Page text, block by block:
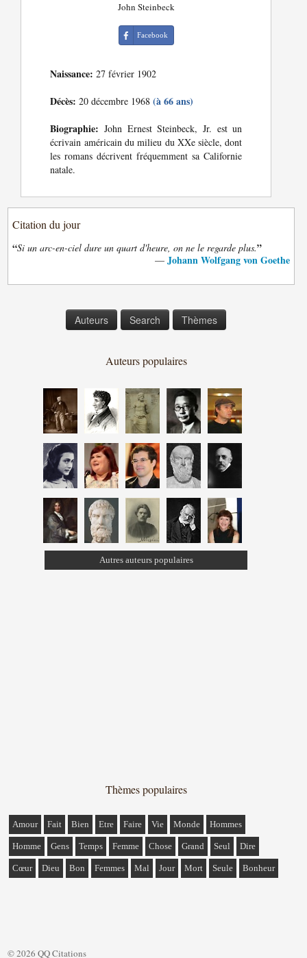
John Steinbeck
Facebook
Naissance: 27 février 1902
Décès: 20 décembre 1968(à 66 ans)
Biographie: John Ernest Steinbeck, Jr. est un
écrivain américain du milieu du XXe siècle, dont
les romans décrivent fréquemment sa Californie
natale.
Citation du jour
“Si un arc-en-ciel dure un quart d'heure, on ne le regarde plus.”
— Johann Wolfgang von Goethe
Auteurs Search Thèmes
Auteurs populaires
Autres auteurs populaires
Thèmes populaires
Amour Fait Bien Etre Faire Vie Monde Hommes
Homme Gens Temps Femme Chose Grand Seul Dire
Cœur Dieu Bon Femmes Mal Jour Mort Seule Bonheur
© 2026 QQ Citations